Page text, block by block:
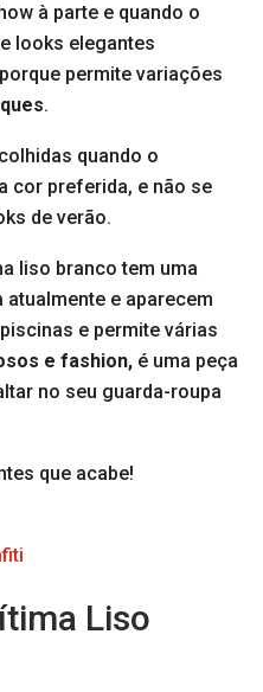
à parte e quando o
looks elegantes
permite variações
.
quando o
cor preferida, e não se
de verão.
liso branco tem uma
atualmente e aparecem
e permite várias
e fashion, é uma peça
no seu guarda-roupa
que acabe!
Liso